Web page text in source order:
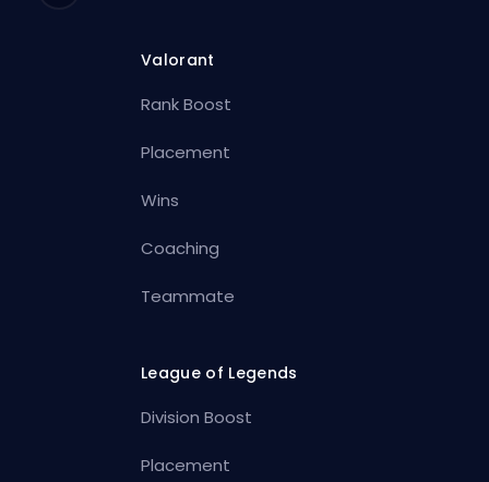
Valorant
Rank Boost
Placement
Wins
Coaching
Teammate
League of Legends
Division Boost
Placement